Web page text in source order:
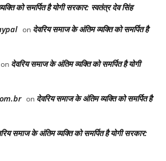
को समर्पित है योगी सरकार: स्वतंत्र देव सिंह
on देवरिय समाज के अंतिम व्यक्ति को समर्पित है
on देवरिय समाज के अंतिम व्यक्ति को समर्पित है योगी
on देवरिय समाज के अंतिम व्यक्ति को समर्पित है
समाज के अंतिम व्यक्ति को समर्पित है योगी सरकार: